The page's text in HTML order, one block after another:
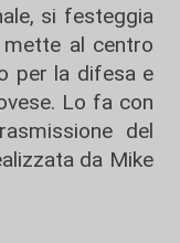
si festeggia
mette al centro
per la difesa e
Lo fa con
del
da Mike